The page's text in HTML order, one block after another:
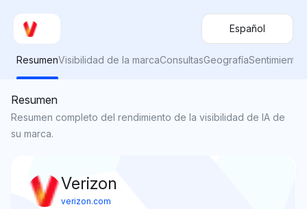
Español
ResumenVisibilidad de la marcaConsultasGeografíaSentimiento
Resumen
Resumen completo del rendimiento de la visibilidad de IA de
su marca.
Verizon
verizon.com